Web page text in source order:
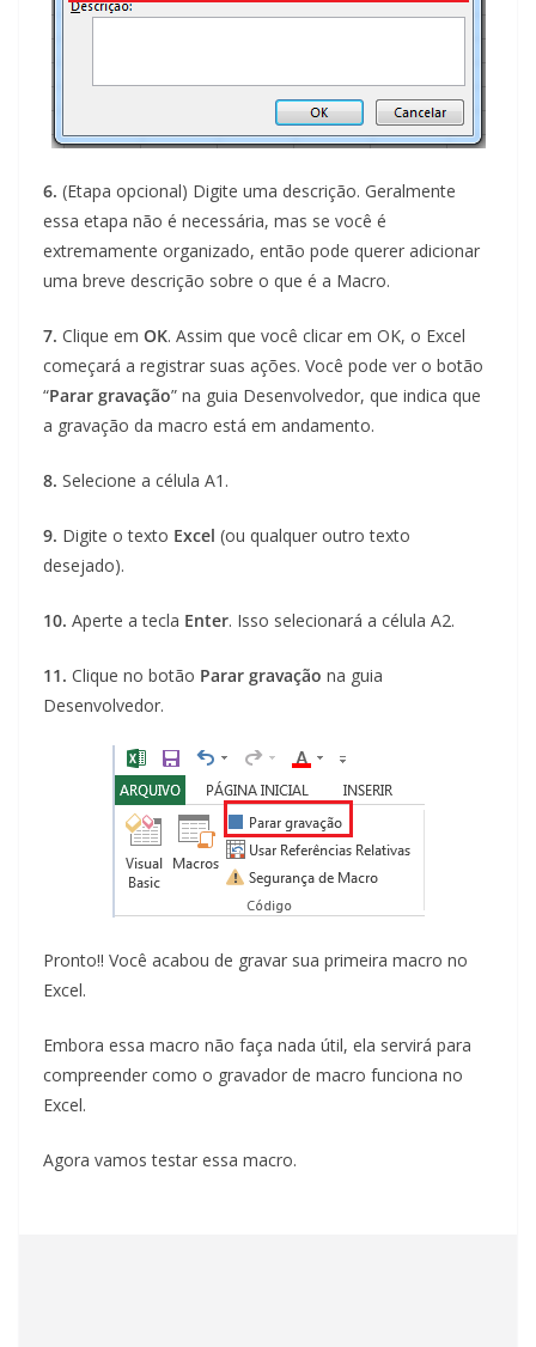
6. (Etapa opcional) Digite uma descrição. Geralmente
essa etapa não é necessária, mas se você é
extremamente organizado, então pode querer adicionar
uma breve descrição sobre o que é a Macro.
7. Clique em OK. Assim que você clicar em OK, o Excel
começará a registrar suas ações. Você pode ver o botão
“Parar gravação” na guia Desenvolvedor, que indica que
a gravação da macro está em andamento.
8. Selecione a célula A1.
9. Digite o texto Excel (ou qualquer outro texto
desejado).
10. Aperte a tecla Enter. Isso selecionará a célula A2.
11. Clique no botão Parar gravação na guia
Desenvolvedor.
Pronto!! Você acabou de gravar sua primeira macro no
Excel.
Embora essa macro não faça nada útil, ela servirá para
compreender como o gravador de macro funciona no
Excel.
Agora vamos testar essa macro.